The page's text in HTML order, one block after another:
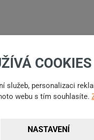
COOKIES
služeb, personalizaci
webu s tím souhlasíte.
NASTAVENÍ